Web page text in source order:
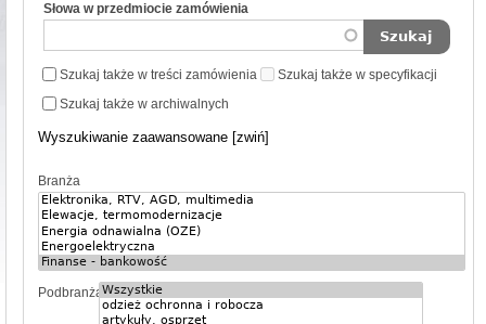
Słowa w przedmiocie zamówienia
Szukaj także w treści zamówienia
Szukaj także w specyfikacji
Szukaj także w archiwalnych
Wyszukiwanie zaawansowane [zwiń]
Branża
Podbranża